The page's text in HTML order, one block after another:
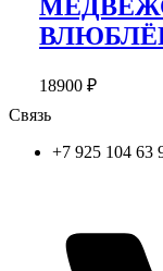
18900 ₽
Связь
+7 925 104 63